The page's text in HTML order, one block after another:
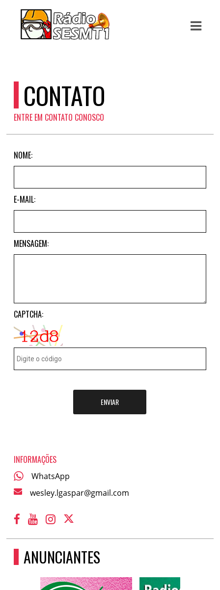
CONTATO
ENTRE EM CONTATO CONOSCO
NOME:
E-MAIL:
MENSAGEM:
CAPTCHA:
ENVIAR
INFORMAÇÕES
WhatsApp
wesley.lgaspar@gmail.com
ANUNCIANTES